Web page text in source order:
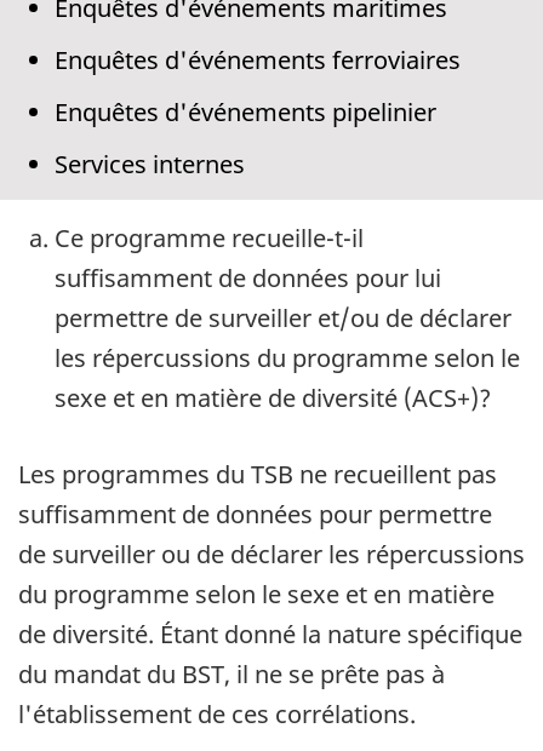
Enquêtes d'événements maritimes
Enquêtes d'événements ferroviaires
Enquêtes d'événements pipelinier
Services internes
Ce programme recueille-t-il
suffisamment de données pour lui
permettre de surveiller et/ou de déclarer
les répercussions du programme selon le
sexe et en matière de diversité (ACS+)?
Les programmes du TSB ne recueillent pas
suffisamment de données pour permettre
de surveiller ou de déclarer les répercussions
du programme selon le sexe et en matière
de diversité. Étant donné la nature spécifique
du mandat du BST, il ne se prête pas à
l'établissement de ces corrélations.